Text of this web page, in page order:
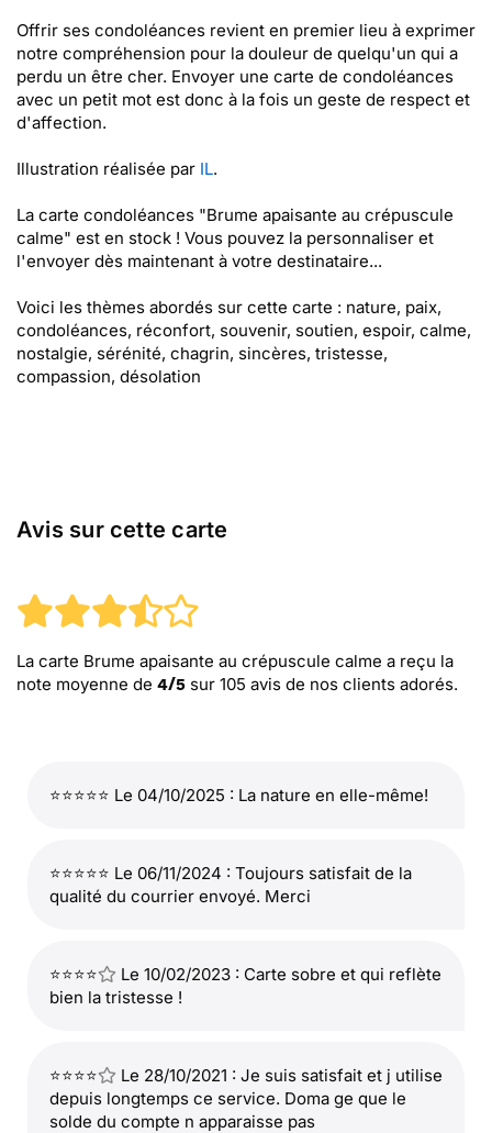
Offrir ses condoléances revient en premier lieu à exprimer
notre compréhension pour la douleur de quelqu'un qui a
perdu un être cher. Envoyer une carte de condoléances
avec un petit mot est donc à la fois un geste de respect et
d'affection.
Illustration réalisée par IL.
La carte condoléances "Brume apaisante au crépuscule
calme" est en stock ! Vous pouvez la personnaliser et
l'envoyer dès maintenant à votre destinataire...
Voici les thèmes abordés sur cette carte : nature, paix,
condoléances, réconfort, souvenir, soutien, espoir, calme,
nostalgie, sérénité, chagrin, sincères, tristesse,
compassion, désolation
Avis sur cette carte
La carte Brume apaisante au crépuscule calme a reçu la
note moyenne de 4/5 sur 105 avis de nos clients adorés.
⭐⭐⭐⭐⭐ Le 04/10/2025 : La nature en elle-même!
⭐⭐⭐⭐⭐ Le 06/11/2024 : Toujours satisfait de la
qualité du courrier envoyé. Merci
⭐⭐⭐⭐
Le 10/02/2023 : Carte sobre et qui reflète
bien la tristesse !
⭐⭐⭐⭐
Le 28/10/2021 : Je suis satisfait et j utilise
depuis longtemps ce service. Doma ge que le
solde du compte n apparaisse pas